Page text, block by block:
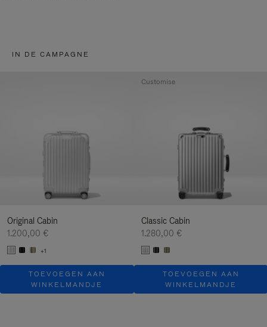
IN DE CAMPAGNE
Original Cabin
1.200,00 €
+1
TOEVOEGEN AAN
WINKELMANDJE
Classic Cabin
1.280,00 €
TOEVOEGEN AAN
WINKELMANDJE
Customise